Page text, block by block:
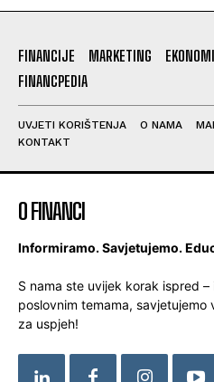
FINANCIJE MARKETING
FINANCPEDIA
UVJETI KORIŠTENJA O NAMA
KONTAKT
O FINANCI
Informiramo. Savjetujemo.
S nama ste uvijek korak ispred
poslovnim temama,
za uspjeh!